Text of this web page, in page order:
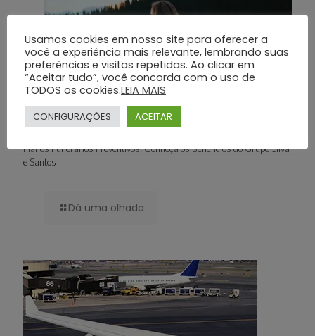
Planos Funerários Preventivos: Conheça os Benefícios do Grupo Silva
e Santos
Dá uma olhada
Usamos cookies em nosso site para oferecer a
você a experiência mais relevante, lembrando suas
preferências e visitas repetidas. Ao clicar em
“Aceitar tudo”, você concorda com o uso de
TODOS os cookies.LEIA MAIS
CONFIGURAÇÕES ACEITAR